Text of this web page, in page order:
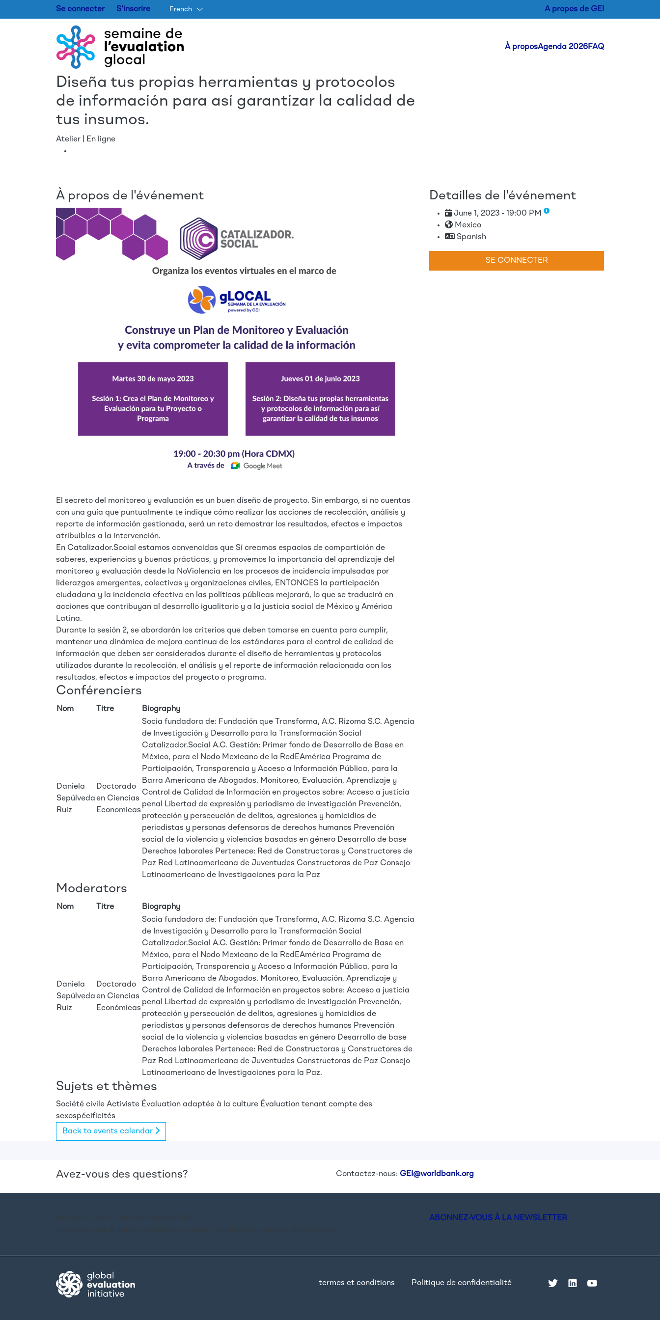
Aller au contenu principal
Se connecter S'inscrire French A propos de GEI
Header Menu
À proposAgenda 2026FAQ
Diseña tus propias herramientas y protocolos
de información para así garantizar la calidad de
tus insumos.
Atelier | En ligne
À propos de l'événement
El secreto del monitoreo y evaluación es un buen diseño de proyecto. Sin embargo, si no cuentas
con una guía que puntualmente te indique cómo realizar las acciones de recolección, análisis y
reporte de información gestionada, será un reto demostrar los resultados, efectos e impactos
atribuibles a la intervención.
En Catalizador.Social estamos convencidas que Sí creamos espacios de compartición de
saberes, experiencias y buenas prácticas, y promovemos la importancia del aprendizaje del
monitoreo y evaluación desde la NoViolencia en los procesos de incidencia impulsadas por
liderazgos emergentes, colectivas y organizaciones civiles, ENTONCES la participación
ciudadana y la incidencia efectiva en las políticas públicas mejorará, lo que se traducirá en
acciones que contribuyan al desarrollo igualitario y a la justicia social de México y América
Latina.
Durante la sesión 2, se abordarán los criterios que deben tomarse en cuenta para cumplir,
mantener una dinámica de mejora continua de los estándares para el control de calidad de
información que deben ser considerados durante el diseño de herramientas y protocolos
utilizados durante la recolección, el análisis y el reporte de información relacionada con los
resultados, efectos e impactos del proyecto o programa.
Conférenciers
Nom Titre Biography
Daniela
Sepúlveda
Ruiz
Doctorado
en Ciencias
Economicas
Socia fundadora de: Fundación que Transforma, A.C. Rizoma S.C. Agencia
de Investigación y Desarrollo para la Transformación Social
Catalizador.Social A.C. Gestión: Primer fondo de Desarrollo de Base en
México, para el Nodo Mexicano de la RedEAmérica Programa de
Participación, Transparencia y Acceso a Información Pública, para la
Barra Americana de Abogados. Monitoreo, Evaluación, Aprendizaje y
Control de Calidad de Información en proyectos sobre: Acceso a justicia
penal Libertad de expresión y periodismo de investigación Prevención,
protección y persecución de delitos, agresiones y homicidios de
periodistas y personas defensoras de derechos humanos Prevención
social de la violencia y violencias basadas en género Desarrollo de base
Derechos laborales Pertenece: Red de Constructoras y Constructores de
Paz Red Latinoamericana de Juventudes Constructoras de Paz Consejo
Latinoamericano de Investigaciones para la Paz
Moderators
Nom Titre Biography
Daniela
Sepúlveda
Ruiz
Doctorado
en Ciencias
Económicas
Socia fundadora de: Fundación que Transforma, A.C. Rizoma S.C. Agencia
de Investigación y Desarrollo para la Transformación Social
Catalizador.Social A.C. Gestión: Primer fondo de Desarrollo de Base en
México, para el Nodo Mexicano de la RedEAmérica Programa de
Participación, Transparencia y Acceso a Información Pública, para la
Barra Americana de Abogados. Monitoreo, Evaluación, Aprendizaje y
Control de Calidad de Información en proyectos sobre: Acceso a justicia
penal Libertad de expresión y periodismo de investigación Prevención,
protección y persecución de delitos, agresiones y homicidios de
periodistas y personas defensoras de derechos humanos Prevención
social de la violencia y violencias basadas en género Desarrollo de base
Derechos laborales Pertenece: Red de Constructoras y Constructores de
Paz Red Latinoamericana de Juventudes Constructoras de Paz Consejo
Latinoamericano de Investigaciones para la Paz.
Sujets et thèmes
Société civile Activiste Évaluation adaptée à la culture Évaluation tenant compte des
sexospécificités
Detailles de l'événement
June 1, 2023 - 19:00 PM
Mexico
Spanish
SE CONNECTER
Back to events calendar
Avez-vous des questions? Contactez-nous: GEI@worldbank.org
ABONNEZ-VOUS À LA NEWSLETTER
termes et conditions Politique de confidentialité